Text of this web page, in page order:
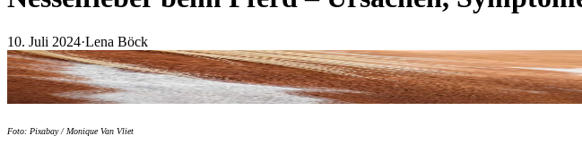
10. Juli 2024·Lena Böck
Foto: Pixabay / Monique Van Vliet